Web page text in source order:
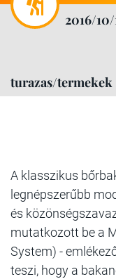
2016/10/
turazas/termekek
A klasszikus
legnépszerűbb
és
mutatkozott be a
System) -
teszi, hogy a